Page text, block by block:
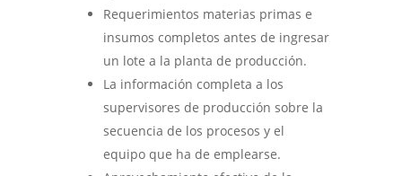
Requerimientos materias primas e
insumos completos antes de ingresar
un lote a la planta de producción.
La información completa a los
supervisores de producción sobre la
secuencia de los procesos y el
equipo que ha de emplearse.